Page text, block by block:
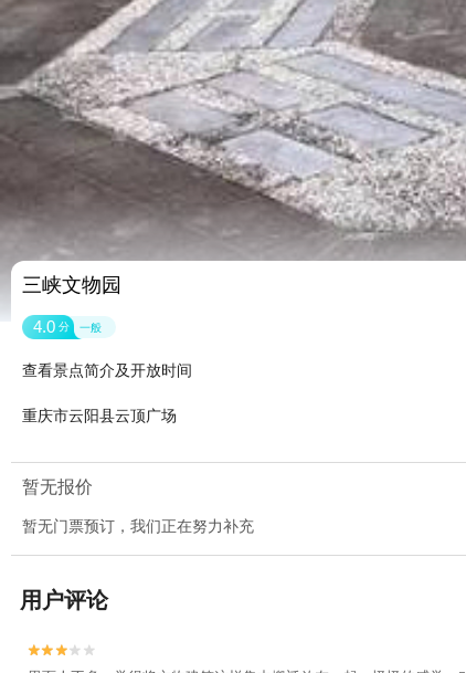
三峡文物园
4.0 分 一般
查看景点简介及开放时间
重庆市云阳县云顶广场
暂无报价
暂无门票预订，我们正在努力补充
用户评论

